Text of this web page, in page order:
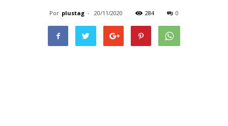
Por plustag - 20/11/2020 284 0